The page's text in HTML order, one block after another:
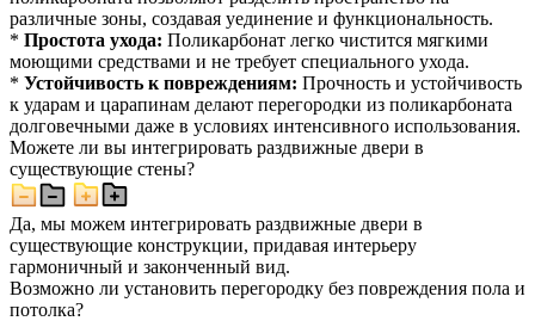
различные зоны, создавая уединение и функциональность.
* Простота ухода: Поликарбонат легко чистится мягкими
моющими средствами и не требует специального ухода.
* Устойчивость к повреждениям: Прочность и устойчивость
к ударам и царапинам делают перегородки из поликарбоната
долговечными даже в условиях интенсивного использования.
Можете ли вы интегрировать раздвижные двери в
существующие стены?
Да, мы можем интегрировать раздвижные двери в
существующие конструкции, придавая интерьеру
гармоничный и законченный вид.
Возможно ли установить перегородку без повреждения пола и
потолка?